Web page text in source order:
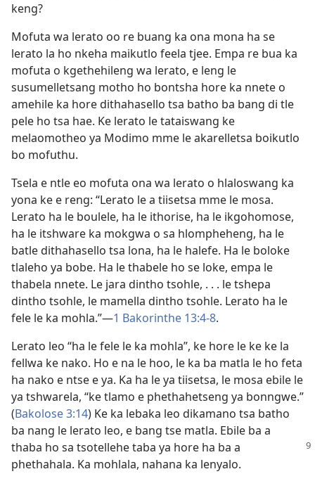
keng?
Mofuta wa lerato oo re buang ka ona mona ha se
lerato la ho nkeha maikutlo feela tjee. Empa re bua ka
mofuta o kgethehileng wa lerato, e leng le
susumelletsang motho ho bontsha hore ka nnete o
amehile ka hore dithahasello tsa batho ba bang di tle
pele ho tsa hae. Ke lerato le tataiswang ke
melaomotheo ya Modimo mme le akarelletsa boikutlo
bo mofuthu.
Tsela e ntle eo mofuta ona wa lerato o hlaloswang ka
yona ke e reng: “Lerato le a tiisetsa mme le mosa.
Lerato ha le boulele, ha le ithorise, ha le ikgohomose,
ha le itshware ka mokgwa o sa hlompheheng, ha le
batle dithahasello tsa lona, ha le halefe. Ha le boloke
tlaleho ya bobe. Ha le thabele ho se loke, empa le
thabela nnete. Le jara dintho tsohle, . . . le tshepa
dintho tsohle, le mamella dintho tsohle. Lerato ha le
fele le ka mohla.”—1 Bakorinthe 13:4-8.
Lerato leo “ha le fele le ka mohla”, ke hore le ke ke la
fellwa ke nako. Ho e na le hoo, le ka ba matla le ho feta
ha nako e ntse e ya. Ka ha le ya tiisetsa, le mosa ebile le
ya tshwarela, “ke tlamo e phethahetseng ya bonngwe.”
(Bakolose 3:14) Ke ka lebaka leo dikamano tsa batho
ba nang le lerato leo, e bang tse matla. Ebile ba a
thaba ho sa tsotellehetaba ya hore ha ba a
phethahala. Ka mohlala, nahana ka lenyalo.